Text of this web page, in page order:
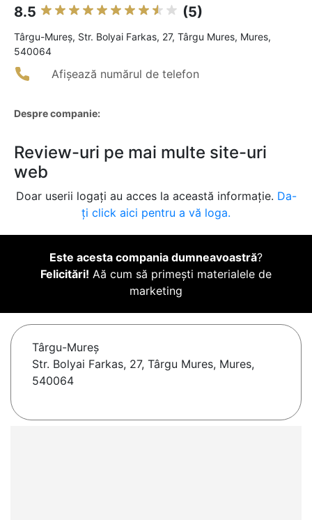
8.5 (5)
Târgu-Mureş, Str. Bolyai Farkas, 27, Târgu Mures, Mures,
540064
Afișează numărul de telefon
Despre companie:
Review-uri pe mai multe site-uri
web
Doar userii logați au acces la această informație. Da-
ți click aici pentru a vă loga.
Este acesta compania dumneavoastră?
Felicitări! Aă cum să primești materialele de
marketing
Târgu-Mureş
Str. Bolyai Farkas, 27, Târgu Mures, Mures,
540064